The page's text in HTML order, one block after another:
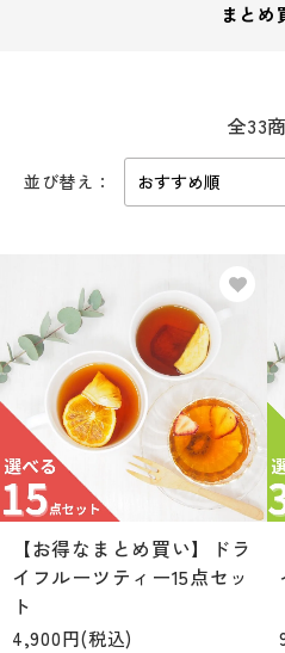
まとめ
全33
並び替え：
【お得なまとめ買い】ドラ
イフルーツティー15点セッ
ト
4,900円(税込)